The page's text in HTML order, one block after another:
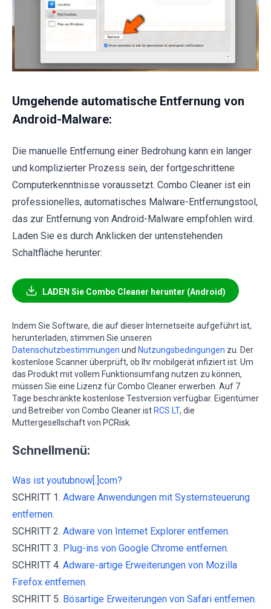
Umgehende automatische Entfernung von
Android-Malware:
Die manuelle Entfernung einer Bedrohung kann ein langer
und komplizierter Prozess sein, der fortgeschrittene
Computerkenntnisse voraussetzt. Combo Cleaner ist ein
professionelles, automatisches Malware-Entfernungstool,
das zur Entfernung von Android-Malware empfohlen wird.
Laden Sie es durch Anklicken der untenstehenden
Schaltfläche herunter:
LADEN Sie Combo Cleaner herunter (Android)
Indem Sie Software, die auf dieser Internetseite aufgeführt ist,
herunterladen, stimmen Sie unseren
Datenschutzbestimmungen und Nutzungsbedingungen zu. Der
kostenlose Scanner überprüft, ob Ihr mobilgerät infiziert ist. Um
das Produkt mit vollem Funktionsumfang nutzen zu können,
müssen Sie eine Lizenz für Combo Cleaner erwerben. Auf 7
Tage beschränkte kostenlose Testversion verfügbar. Eigentümer
und Betreiber von Combo Cleaner ist RCS LT, die
Muttergesellschaft von PCRisk.
Schnellmenü:
Was ist youtubnow[.]com?
SCHRITT 1. Adware Anwendungen mit Systemsteuerung
entfernen.
SCHRITT 2. Adware von Internet Explorer entfernen.
SCHRITT 3. Plug-ins von Google Chrome entfernen.
SCHRITT 4. Adware-artige Erweiterungen von Mozilla
Firefox entfernen.
SCHRITT 5. Bösartige Erweiterungen von Safari entfernen.